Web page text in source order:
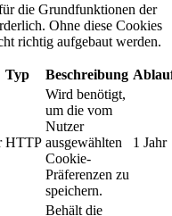
die Grundfunktionen der
Ohne diese Cookies
richtig aufgebaut werden.
Typ Beschreibung
HTTP
Wird benötigt,
um die vom
Nutzer
ausgewählten
Cookie-
Präferenzen zu
speichern.
1 Jahr
Behält die